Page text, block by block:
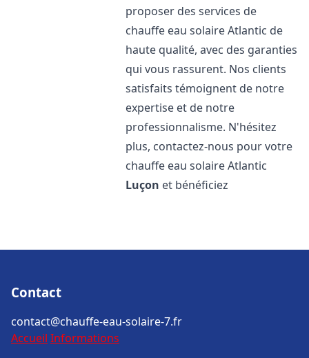
proposer des services de
chauffe eau solaire Atlantic de
haute qualité, avec des garanties
qui vous rassurent. Nos clients
satisfaits témoignent de notre
expertise et de notre
professionnalisme. N'hésitez
plus, contactez-nous pour votre
chauffe eau solaire Atlantic
Luçon et bénéficiez
Contact
contact@chauffe-eau-solaire-7.fr
Accueil Informations